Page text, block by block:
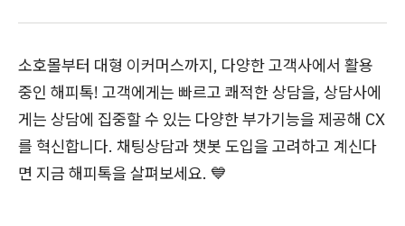
소호몰부터 대형 이커머스까지, 다양한 고객사에서 활용
중인 해피톡! 고객에게는 빠르고 쾌적한 상담을, 상담사에
게는 상담에 집중할 수 있는 다양한 부가기능을 제공해 CX
를 혁신합니다. 채팅상담과 챗봇 도입을 고려하고 계신다
면 지금 해피톡을 살펴보세요. 💙